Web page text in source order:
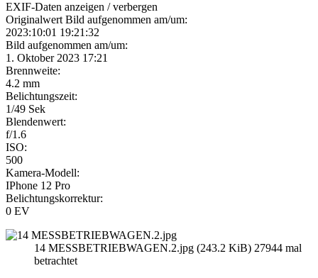
EXIF-Daten anzeigen / verbergen
Originalwert Bild aufgenommen am/um:
2023:10:01 19:21:32
Bild aufgenommen am/um:
1. Oktober 2023 17:21
Brennweite:
4.2 mm
Belichtungszeit:
1/49 Sek
Blendenwert:
f/1.6
ISO:
500
Kamera-Modell:
IPhone 12 Pro
Belichtungskorrektur:
0 EV
14 MESSBETRIEBWAGEN.2.jpg (243.2 KiB) 27944 mal
betrachtet